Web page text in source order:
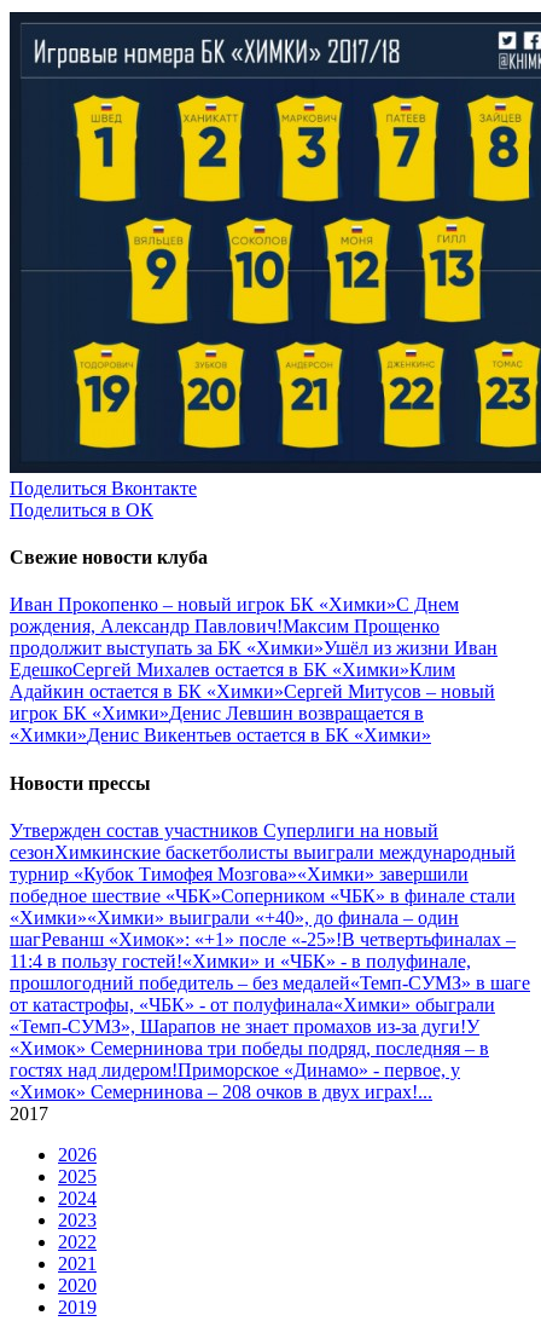
Поделиться Вконтакте
Поделиться в ОК
Свежие новости клуба
Иван Прокопенко – новый игрок БК «Химки»С Днем
рождения, Александр Павлович!Максим Прощенко
продолжит выступать за БК «Химки»Ушёл из жизни Иван
ЕдешкоСергей Михалев остается в БК «Химки»Клим
Адайкин остается в БК «Химки»Сергей Митусов – новый
игрок БК «Химки»Денис Левшин возвращается в
«Химки»Денис Викентьев остается в БК «Химки»
Новости прессы
Утвержден состав участников Cуперлиги на новый
сезонХимкинские баскетболисты выиграли международный
турнир «Кубок Тимофея Мозгова»«Химки» завершили
победное шествие «ЧБК»Соперником «ЧБК» в финале стали
«Химки»«Химки» выиграли «+40», до финала – один
шагРеванш «Химок»: «+1» после «-25»!В четвертьфиналах –
11:4 в пользу гостей!«Химки» и «ЧБК» - в полуфинале,
прошлогодний победитель – без медалей«Темп-СУМЗ» в шаге
от катастрофы, «ЧБК» - от полуфинала«Химки» обыграли
«Темп-СУМЗ», Шарапов не знает промахов из-за дуги!У
«Химок» Семернинова три победы подряд, последняя – в
гостях над лидером!Приморское «Динамо» - первое, у
«Химок» Семернинова – 208 очков в двух играх!...
2017
2026
2025
2024
2023
2022
2021
2020
2019